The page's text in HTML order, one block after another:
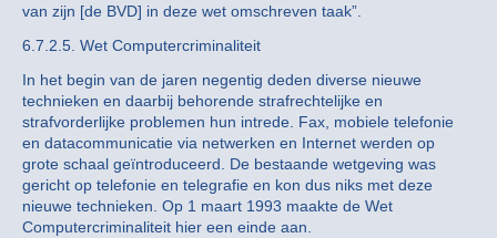
van zijn [de BVD] in deze wet omschreven taak”.
6.7.2.5. Wet Computercriminaliteit
In het begin van de jaren negentig deden diverse nieuwe
technieken en daarbij behorende strafrechtelijke en
strafvorderlijke problemen hun intrede. Fax, mobiele telefonie
en datacommunicatie via netwerken en Internet werden op
grote schaal geïntroduceerd. De bestaande wetgeving was
gericht op telefonie en telegrafie en kon dus niks met deze
nieuwe technieken. Op 1 maart 1993 maakte de Wet
Computercriminaliteit hier een einde aan.